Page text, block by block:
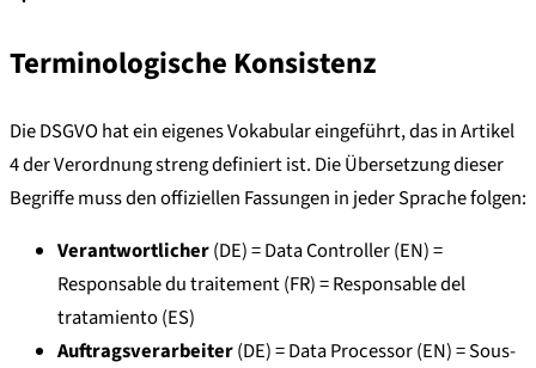
Terminologische Konsistenz
Die DSGVO hat ein eigenes Vokabular eingeführt, das in Artikel
4 der Verordnung streng definiert ist. Die Übersetzung dieser
Begriffe muss den offiziellen Fassungen in jeder Sprache folgen:
Verantwortlicher(DE) = Data Controller (EN) =
Responsable du traitement (FR) = Responsable del
tratamiento (ES)
Auftragsverarbeiter(DE) = Data Processor (EN) = Sous-